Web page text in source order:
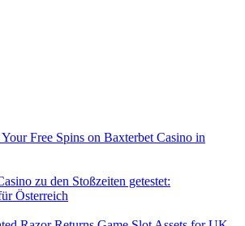
Free Spins on Baxterbet Casino in
zu den Stoßzeiten getestet:
Österreich